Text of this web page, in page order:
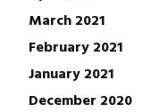
March 2021
February 2021
January 2021
December 2020